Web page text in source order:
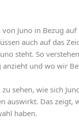
von Juno in Bezug
auch auf das
steht. So
anzieht und wo wir
sehen, wie sich
auswirkt. Das zeigt,
haben.